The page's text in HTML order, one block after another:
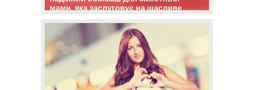
мами, яка заслуговує на щасливе